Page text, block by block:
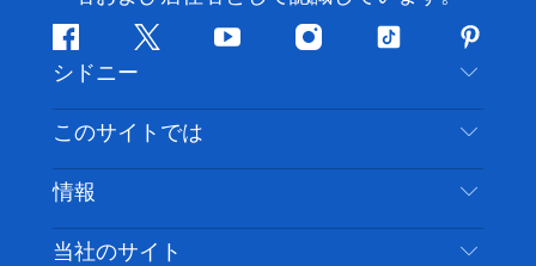
フ
ェ
イ
ス
ブ
ッ
ク
ツ
ッ
タ
ー
ユ
チ
ー
イ
ス
グ
ム
テ
ッ
ト
ク
ピ
ン
タ
レ
ス
ト
シドニー
お問い合わせ
免責事項
クッキーに関する通知
このサイトでは
目的地
やるべきこと
情報
旅行情報
当社のサイト